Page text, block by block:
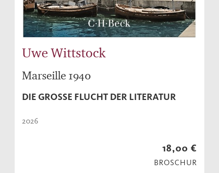
Uwe Wittstock
Marseille 1940
DIE GROSSE FLUCHT DER LITERATUR
2026
18,00 €
BROSCHUR